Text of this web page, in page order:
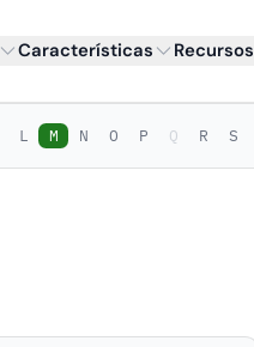
Características Recursos
L M N O P Q R S